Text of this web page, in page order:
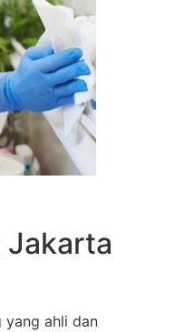
Jakarta
yang ahli dan